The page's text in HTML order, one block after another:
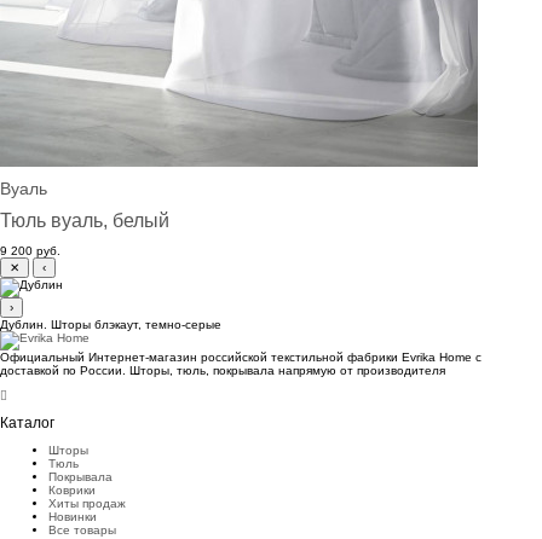
Вуаль
Тюль вуаль, белый
9 200 руб.
✕
‹
›
Дублин. Шторы блэкаут, темно-серые
Официальный Интернет-магазин российской текстильной фабрики Evrika Home c
доставкой по России. Шторы, тюль, покрывала напрямую от производителя
Каталог
Шторы
Тюль
Покрывала
Коврики
Хиты продаж
Новинки
Все товары